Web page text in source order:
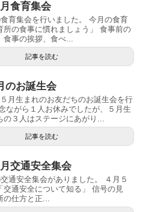
食育集会
育集会を行いました。 今月の食育
所の食事に慣れましょう」 食事前の
食事の挨拶、食べ...
記事を読む
のお誕生会
生まれのお友だちのお誕生会を行
ながら１人お休みでしたが、５月生
の３人はステージにあがり...
記事を読む
月交通安全集会
通安全集会がありました。 ４月５
交通安全について知る」 信号の見
の仕方と正...